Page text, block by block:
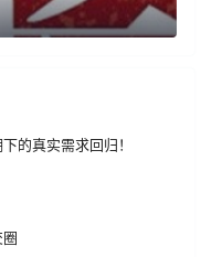
的真实需求回归！